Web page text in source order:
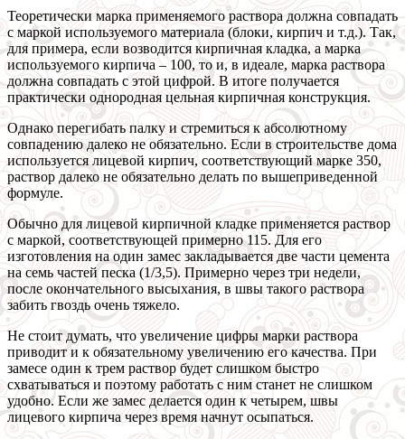
Теоретически марка применяемого раствора должна совпадать
с маркой используемого материала (блоки, кирпич и т.д.). Так,
для примера, если возводится кирпичная кладка, а марка
используемого кирпича – 100, то и, в идеале, марка раствора
должна совпадать с этой цифрой. В итоге получается
практически однородная цельная кирпичная конструкция.
Однако перегибать палку и стремиться к абсолютному
совпадению далеко не обязательно. Если в строительстве дома
используется лицевой кирпич, соответствующий марке 350,
раствор далеко не обязательно делать по вышеприведенной
формуле.
Обычно для лицевой кирпичной кладке применяется раствор
с маркой, соответствующей примерно 115. Для его
изготовления на один замес закладывается две части цемента
на семь частей песка (1/3,5). Примерно через три недели,
после окончательного высыхания, в швы такого раствора
забить гвоздь очень тяжело.
Не стоит думать, что увеличение цифры марки раствора
приводит и к обязательному увеличению его качества. При
замесе один к трем раствор будет слишком быстро
схватываться и поэтому работать с ним станет не слишком
удобно. Если же замес делается один к четырем, швы
лицевого кирпича через время начнут осыпаться.